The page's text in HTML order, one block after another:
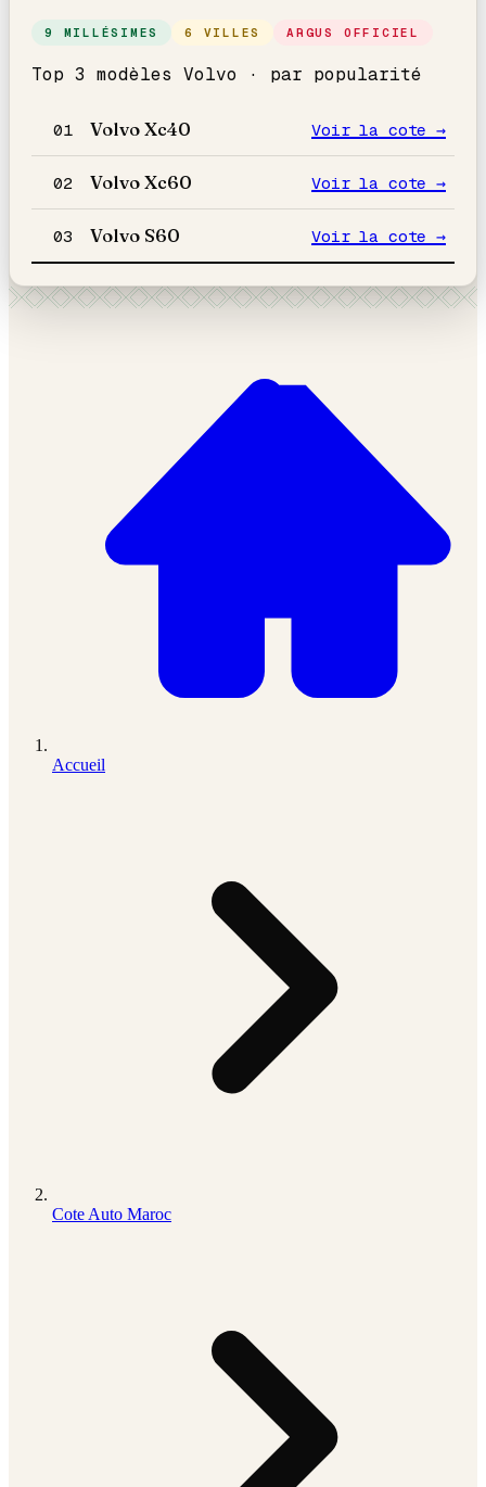
9 MILLÉSIMES 6 VILLES ARGUS OFFICIEL
Top 3 modèles Volvo · par popularité
01 Volvo Xc40 Voir la cote →
02 Volvo Xc60 Voir la cote →
03 Volvo S60 Voir la cote →
Accueil
Cote Auto Maroc